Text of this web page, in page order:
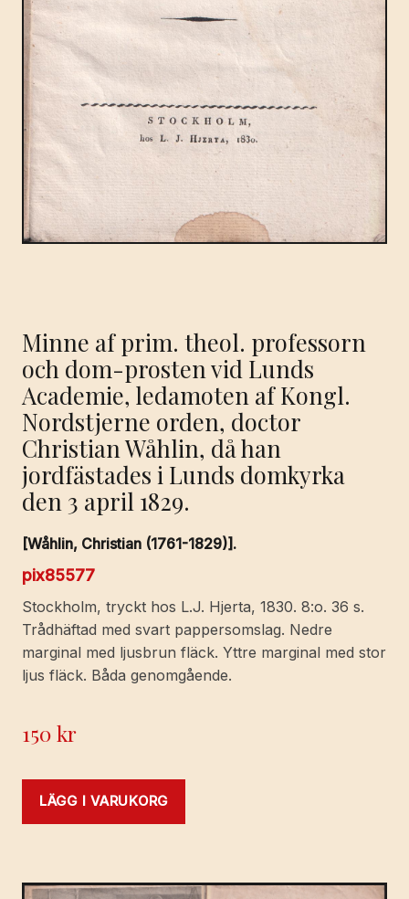
Minne af prim. theol. professorn
och dom-prosten vid Lunds
Academie, ledamoten af Kongl.
Nordstjerne orden, doctor
Christian Wåhlin, då han
jordfästades i Lunds domkyrka
den 3 april 1829.
[Wåhlin, Christian (1761-1829)].
pix85577
Stockholm, tryckt hos L.J. Hjerta, 1830. 8:o. 36 s.
Trådhäftad med svart pappersomslag. Nedre
marginal med ljusbrun fläck. Yttre marginal med stor
ljus fläck. Båda genomgående.
150kr
LÄGG I VARUKORG